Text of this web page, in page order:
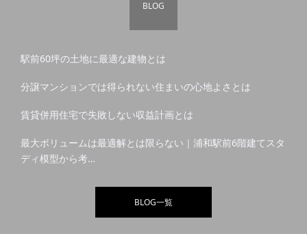
BLOG
駅前60坪の土地に最適な建物とは
分譲マンションでは得られない住まいの心地よさとは
賃貸併用住宅で失敗しない収益計画とは
最大ボリュームは最適解とは限らない｜浦和駅前6階建てスタ
ディ模型から考…
BLOG一覧